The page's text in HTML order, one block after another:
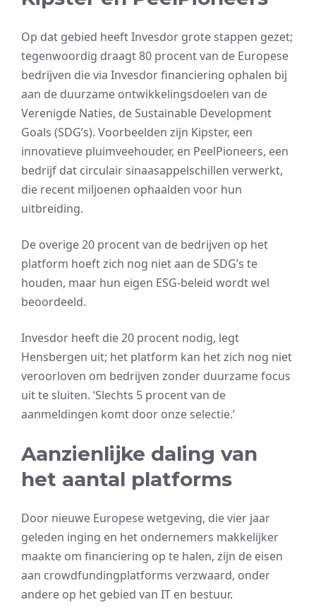
Op dat gebied heeft Invesdor grote stappen gezet;
tegenwoordig draagt 80 procent van de Europese
bedrijven die via Invesdor financiering ophalen bij
aan de duurzame ontwikkelingsdoelen van de
Verenigde Naties, de Sustainable Development
Goals (SDG’s). Voorbeelden zijn Kipster, een
innovatieve pluimveehouder, en PeelPioneers, een
bedrijf dat circulair sinaasappelschillen verwerkt,
die recent miljoenen ophaalden voor hun
uitbreiding.
De overige 20 procent van de bedrijven op het
platform hoeft zich nog niet aan de SDG’s te
houden, maar hun eigen ESG-beleid wordt wel
beoordeeld.
Invesdor heeft die 20 procent nodig, legt
Hensbergen uit; het platform kan het zich nog niet
veroorloven om bedrijven zonder duurzame focus
uit te sluiten. ‘Slechts 5 procent van de
aanmeldingen komt door onze selectie.’
Aanzienlijke daling van
het aantal platforms
Door nieuwe Europese wetgeving, die vier jaar
geleden inging en het ondernemers makkelijker
maakte om financiering op te halen, zijn de eisen
aan crowdfundingplatforms verzwaard, onder
andere op het gebied van IT en bestuur.